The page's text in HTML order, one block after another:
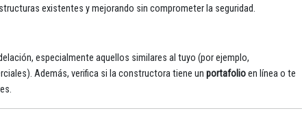
existentes y mejorando sin comprometer la seguridad.
especialmente aquellos similares al tuyo (por ejemplo,
Además, verifica si la constructora tiene un portafolioen línea o te